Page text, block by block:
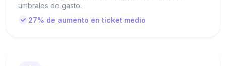
umbrales de gasto.
27% de aumento en ticket medio